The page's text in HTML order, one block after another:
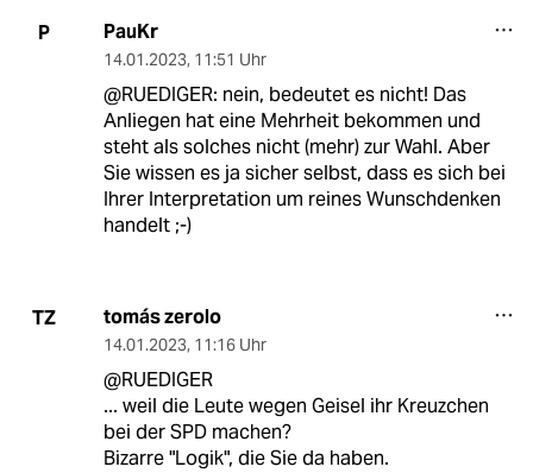
P PauKr
14.01.2023, 11:51 Uhr
@RUEDIGER: nein, bedeutet es nicht! Das
Anliegen hat eine Mehrheit bekommen und
steht als solches nicht (mehr) zur Wahl. Aber
Sie wissen es ja sicher selbst, dass es sich bei
Ihrer Interpretation um reines Wunschdenken
handelt ;-)
TZ tomás zerolo
14.01.2023, 11:16 Uhr
@RUEDIGER
... weil die Leute wegen Geisel ihr Kreuzchen
bei der SPD machen?
Bizarre "Logik", die Sie da haben.